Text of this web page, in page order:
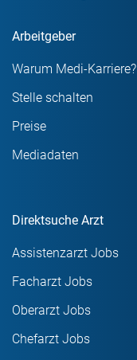
Arbeitgeber
Warum Medi-Karriere?
Stelle schalten
Preise
Mediadaten
Direktsuche Arzt
Assistenzarzt Jobs
Facharzt Jobs
Oberarzt Jobs
Chefarzt Jobs